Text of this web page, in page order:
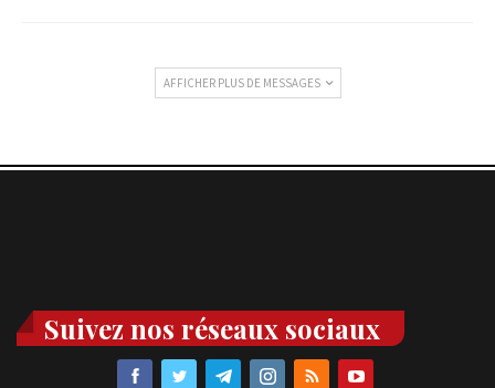
AFFICHER PLUS DE MESSAGES
Suivez nos réseaux sociaux